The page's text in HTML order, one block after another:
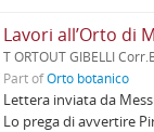
Lavori all’Orto di
T ORTOUT GIBELLI
Part ofOrto botanico
Lettera inviata da
Lo prega di avvertire